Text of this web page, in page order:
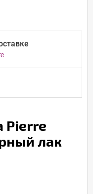
Pierre
лак